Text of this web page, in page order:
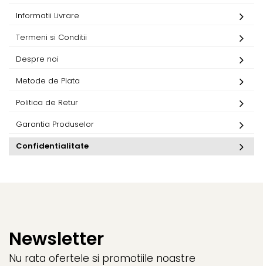
Informatii Livrare
Termeni si Conditii
Despre noi
Metode de Plata
Politica de Retur
Garantia Produselor
Confidentialitate
Newsletter
Nu rata ofertele si promotiile noastre